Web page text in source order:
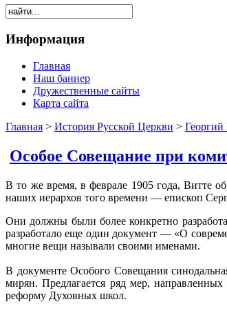
Информация
Главная
Наш баннер
Дружественные сайты
Карта сайта
Главная > История Русской Церкви >
Особое Совещание при
В то же время, в феврале 1905 года, Витте
наших иерархов того времени — епископ
Они должны были более конкретно
разработало еще один документ — «О
многие вещи называли своими именами.
В документе Особого Совещания
мирян. Предлагается ряд мер,
реформу Духовных школ.